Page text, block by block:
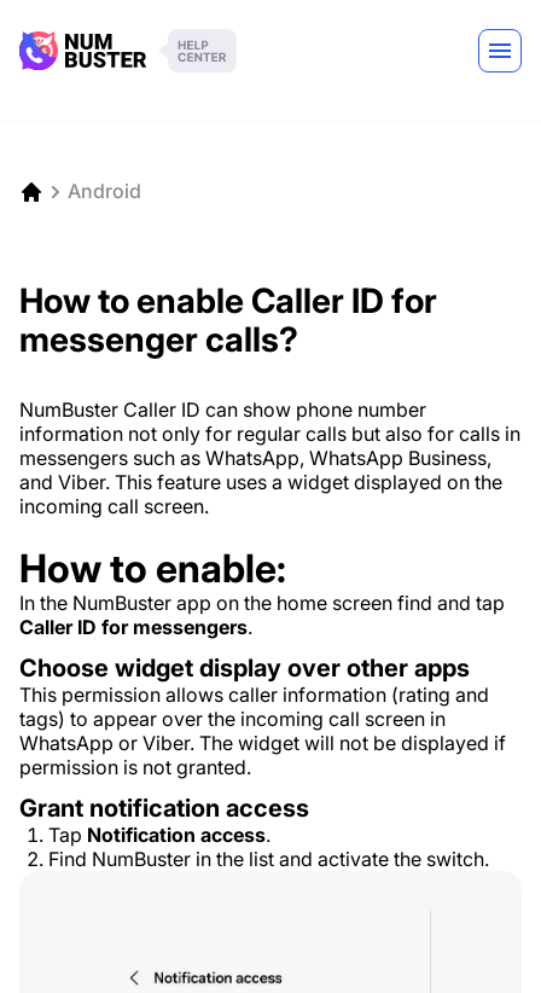
Android
How to enable Caller ID for
messenger calls?
NumBuster Caller ID can show phone number
information not only for regular calls but also for calls in
messengers such as WhatsApp, WhatsApp Business,
and Viber. This feature uses a widget displayed on the
incoming call screen.
How to enable:
In the NumBuster app on the home screen find and tap
Caller ID for messengers.
Choose widget display over other apps
This permission allows caller information (rating and
tags) to appear over the incoming call screen in
WhatsApp or Viber. The widget will not be displayed if
permission is not granted.
Grant notification access
Tap Notification access.
Find NumBuster in the list and activate the switch.